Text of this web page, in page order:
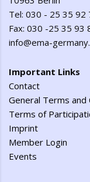
Tel: 030 - 25 35 92
Fax: 030 -25 35 93
info@ema-
Important Links
Contact
General Terms and
Terms of
Imprint
Member Login
Events